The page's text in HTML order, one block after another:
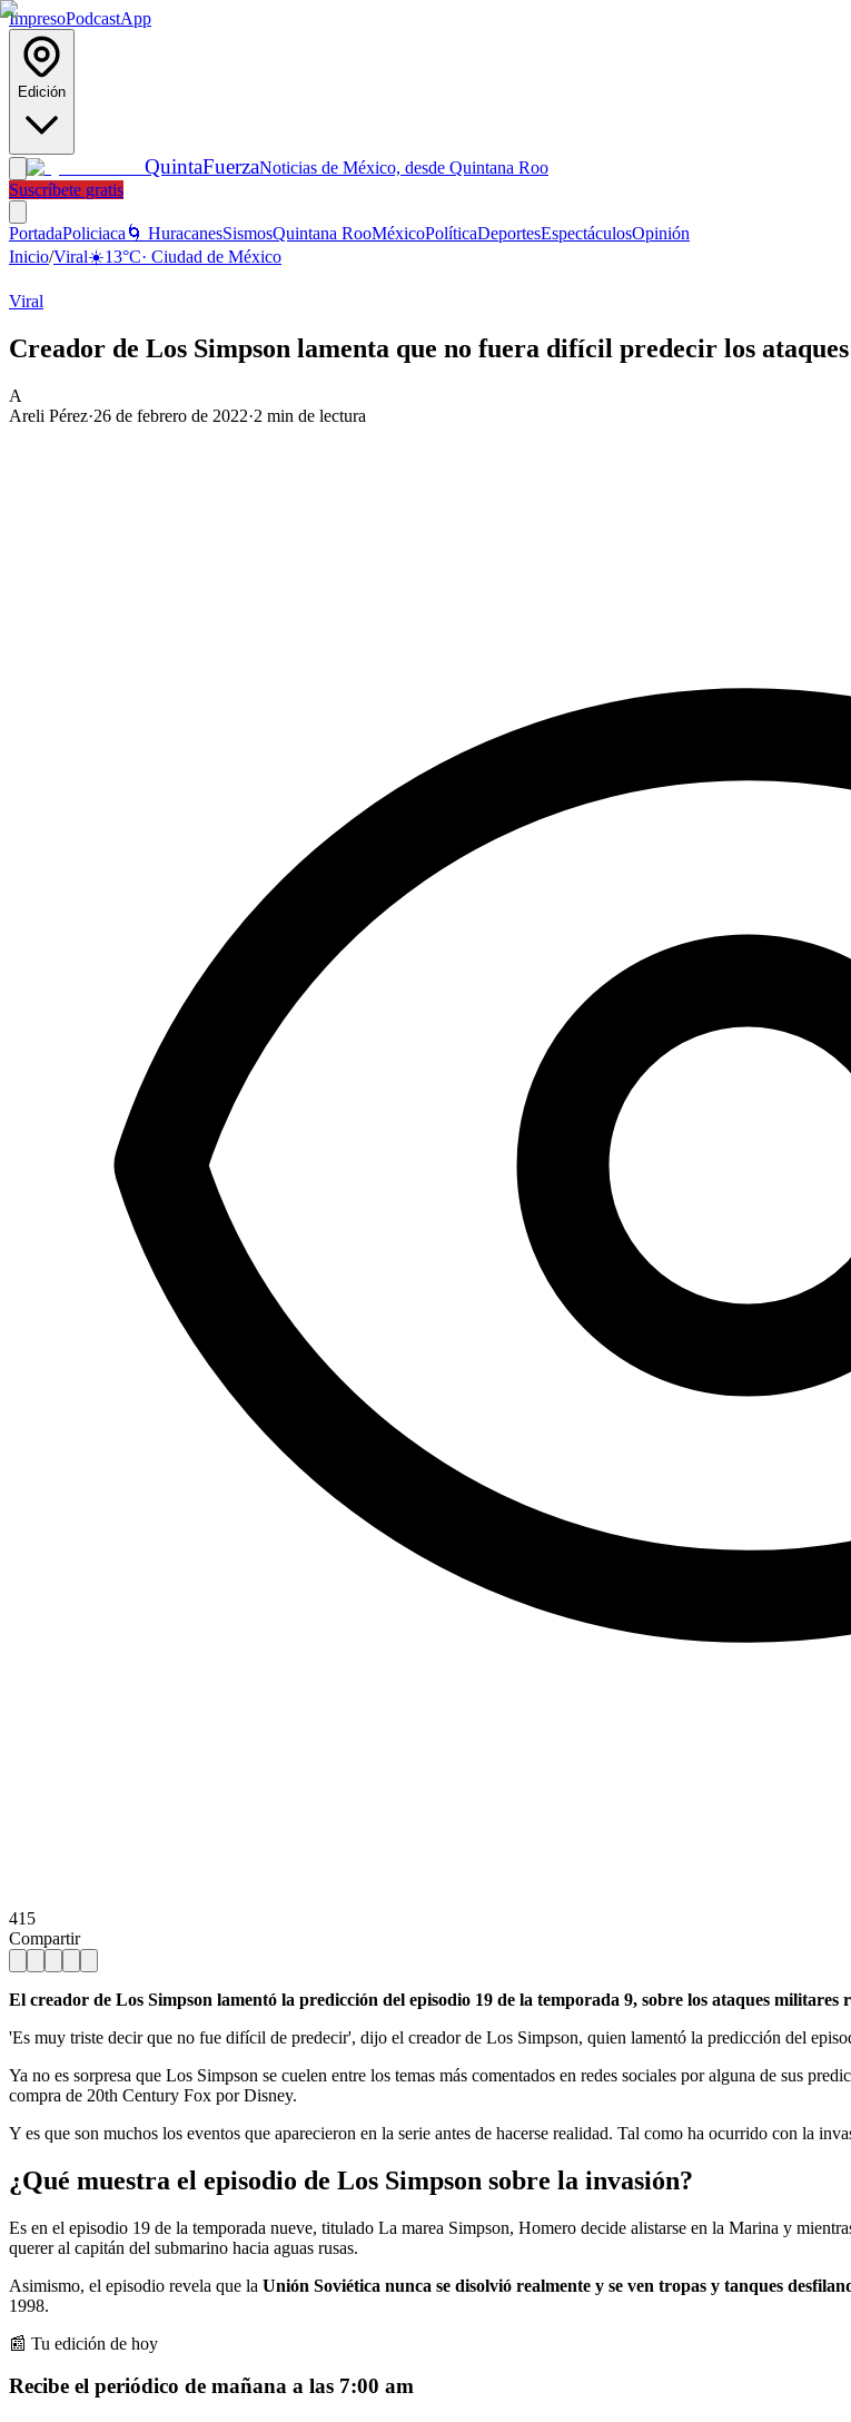
ImpresoPodcastApp
Edición
QuintaFuerzaNoticias de México, desde Quintana Roo
Suscríbete gratis
PortadaPoliciaca 🌀 HuracanesSismosQuintana RooMéxicoPolíticaDeportesEspectáculosOpinión
Inicio/Viral☀️13°C· Ciudad de México
Viral
Creador de Los Simpson lamenta que no fuera difícil predecir los
A
Areli Pérez·26 de febrero de 2022·2 min de lectura
415
Compartir
El creador de Los Simpson lamentó la predicción del episodio 19 de la temporada 9, sobre los ataques militares
'Es muy triste decir que no fue difícil de predecir', dijo el creador de Los Simpson, quien lamentó la predicción del
Ya no es sorpresa que Los Simpson se cuelen entre los temas más comentados en redes sociales por alguna de sus
compra de 20th Century Fox por Disney.
Y es que son muchos los eventos que aparecieron en la serie antes de hacerse realidad. Tal como ha ocurrido con la
¿Qué muestra el episodio de Los Simpson sobre la invasión?
Es en el episodio 19 de la temporada nueve, titulado La marea Simpson, Homero decide alistarse en la Marina y
querer al capitán del submarino hacia aguas rusas.
Asimismo, el episodio revela que la Unión Soviética nunca se disolvió realmente y se ven tropas y tanques
1998.
📰 Tu edición de hoy
Recibe el periódico de mañana a las 7:00 am